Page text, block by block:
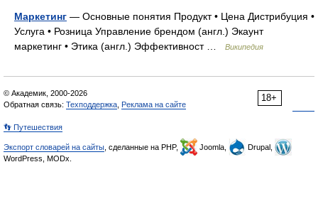
Маркетинг — Основные понятия Продукт • Цена Дистрибуция •
Услуга • Розница Управление брендом (англ.) Экаунт
маркетинг • Этика (англ.) Эффективност …
Википедия
18+
© Академик, 2000-2026
Обратная связь: Техподдержка Реклама на сайте
👣 Путешествия
Экспорт словарей на сайты , сделанные на PHP, Joomla,
Drupal,
WordPress, MODx.